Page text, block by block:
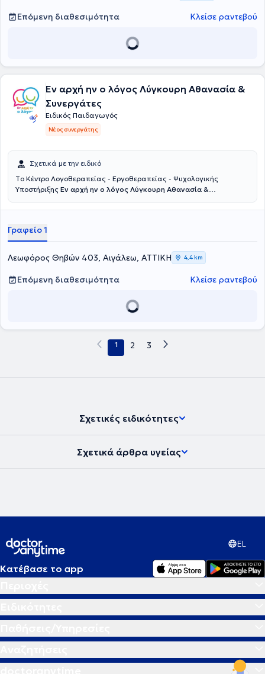
Επόμενη διαθεσιμότητα Κλείσε ραντεβού
Εν αρχή ην ο λόγος Λύγκουρη Αθανασία &
Συνεργάτες
Ειδικός Παιδαγωγός
Νέος συνεργάτης
Σχετικά με την ειδικό
Tο Κέντρο Λογοθεραπείας - Εργοθεραπείας - Ψυχολογικής
Υποστήριξης Εν αρχή ην ο λόγος Λύγκουρη Αθανασία &
παρέχοντας υπηρεσίες Λογοθεραπείας, Εργοθερααπείας, Ειδικής
Απευθύνεται σε παιδιά που παρουσιάζουν αυτισμό, ΔΕΠΥ,
αρθρωτικές δυσκολίες, γλωσσική καθυστέρηση, τραυλισμό,
δυσκολίες αισθητηριακής επεξεργασίας, μαθησιακές δυσκολίες,
δυσπραξία, γλωσσική δυσπραξία, θέματα συμπεριφοράς,
συναισθηματικές διαταραχές, έλλειψη αυτοπεποίθησης, ειδική
γλωσσική διαταραχή. Ο Ειδικός Παιδαγωγός του κέντρου είναι ο
πτυχίο Νηπιαγωγού από το Πανεπιστήμιο του Derby. Ακόμα, είναι
μεγάλο Πανεπιστήμιο της Μάλτας. Παράλληλα, παρακολουθεί
μαθήματα ψυχολογίας από το Πανεπιστήμιο London Metropolitan
και Αγγλία ως Λογοθεραπευτής, Ειδικός Παιδαγωγός αλλά και ως
Νηπιαγωγός ερχόμενος σε επαφή με διάφορες διαταραχές, οι
οποίες έχουν ως πρωτογενή ή δευτερογενή απόρροια μαθησιακά
δυσγραφία, μαθησιακές δυσκολίες, αναπτυξιακές διαταραχές,
διάφορα σύνδρομα, νοητική υστέρηση, περιβαλλοντική αποστέρηση
Γραφείο 1
Λεωφόρος Θηβών 403, Αιγάλεω, ΑΤΤΙΚΗ 4,4 km
Επόμενη διαθεσιμότητα Κλείσε ραντεβού
1 2 3
Σχετικές ειδικότητες
Σχετικά άρθρα υγείας
EL
Κατέβασε το app